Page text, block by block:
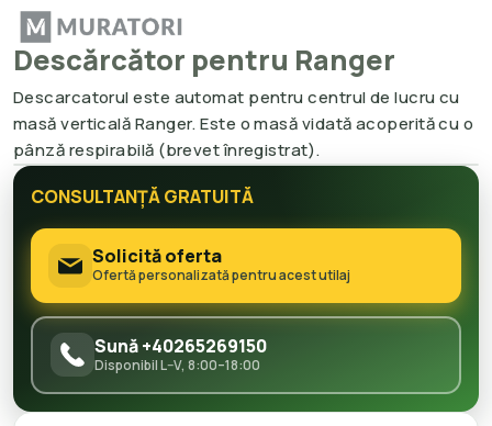
Descărcător pentru Ranger
Descarcatorul este automat pentru centrul de lucru cu
masă verticală Ranger. Este o masă vidată acoperită cu o
pânză respirabilă (brevet înregistrat).
CONSULTANȚĂ GRATUITĂ
Solicită oferta
Ofertă personalizată pentru acest utilaj
Sună +40265269150
Disponibil L–V, 8:00–18:00